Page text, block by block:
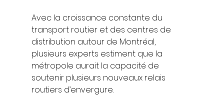
Avec la croissance constante du
transport routier et des centres de
distribution autour de Montréal,
plusieurs experts estiment que la
métropole aurait la capacité de
soutenir plusieurs nouveaux relais
routiers d’envergure.